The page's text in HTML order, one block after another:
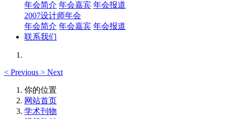
年会简介 年会嘉宾 年会报道
2007设计师年会
年会简介 年会嘉宾 年会报道
联系我们
< Previous > Next
你的位置
网站首页
学术刊物